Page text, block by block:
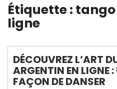
Étiquette :
ligne
DÉCOUVREZ L’ART
ARGENTIN EN LIGNE :
FAÇON DE DANSER